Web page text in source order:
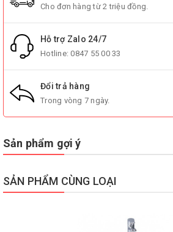
Cho đơn hàng từ 2 triệu đồng.
Hỗ trợ Zalo 24/7
Hotline:0847 55 00 33
Đổi trả hàng
Trong vòng 7 ngày.
Sản phẩm gợi ý
SẢN PHẨM CÙNG LOẠI